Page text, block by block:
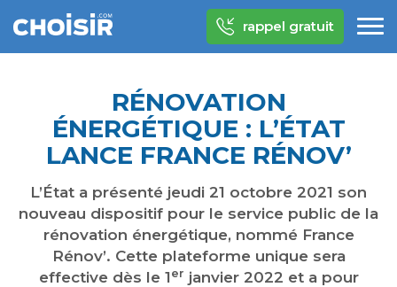
rappel gratuit
RÉNOVATION
ÉNERGÉTIQUE : L’ÉTAT
LANCE FRANCE RÉNOV’
L’État a présenté jeudi 21 octobre 2021 son
nouveau dispositif pour le service public de la
rénovation énergétique, nommé France
Rénov’. Cette plateforme unique sera
effective dès le 1er janvier 2022 et a pour